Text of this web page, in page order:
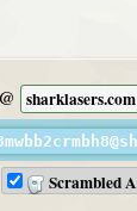
@
Scrambled